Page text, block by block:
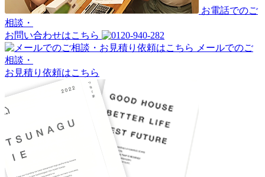
お電話でのご
相談・
お問い合わせはこちら
メールでのご
相談・
お見積り依頼はこちら